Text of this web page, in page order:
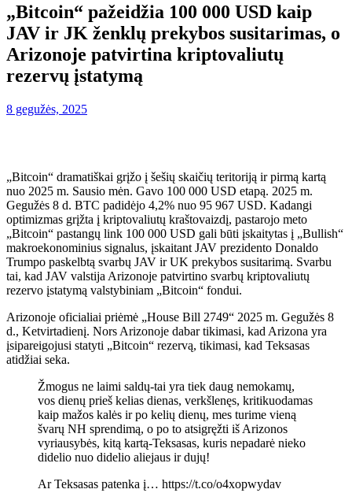
„Bitcoin“ pažeidžia 100 000 USD kaip
JAV ir JK ženklų prekybos susitarimas, o
Arizonoje patvirtina kriptovaliutų
rezervų įstatymą
8 gegužės, 2025
„Bitcoin“ dramatiškai grįžo į šešių skaičių teritoriją ir pirmą kartą
nuo 2025 m. Sausio mėn. Gavo 100 000 USD etapą. 2025 m.
Gegužės 8 d. BTC padidėjo 4,2% nuo 95 967 USD. Kadangi
optimizmas grįžta į kriptovaliutų kraštovaizdį, pastarojo meto
„Bitcoin“ pastangų link 100 000 USD gali būti įskaitytas į „Bullish“
makroekonominius signalus, įskaitant JAV prezidento Donaldo
Trumpo paskelbtą svarbų JAV ir UK prekybos susitarimą. Svarbu
tai, kad JAV valstija Arizonoje patvirtino svarbų kriptovaliutų
rezervo įstatymą valstybiniam „Bitcoin“ fondui.
Arizonoje oficialiai priėmė „House Bill 2749“ 2025 m. Gegužės 8
d., Ketvirtadienį. Nors Arizonoje dabar tikimasi, kad Arizona yra
įsipareigojusi statyti „Bitcoin“ rezervą, tikimasi, kad Teksasas
atidžiai seka.
Žmogus ne laimi saldų-tai yra tiek daug nemokamų,
vos dienų prieš kelias dienas, verkšlenęs, kritikuodamas
kaip mažos kalės ir po kelių dienų, mes turime vieną
švarų NH sprendimą, o po to atsigręžti iš Arizonos
vyriausybės, kitą kartą-Teksasas, kuris nepadarė nieko
didelio nuo didelio aliejaus ir dujų!
Ar Teksasas patenka į… https://t.co/o4xopwydav